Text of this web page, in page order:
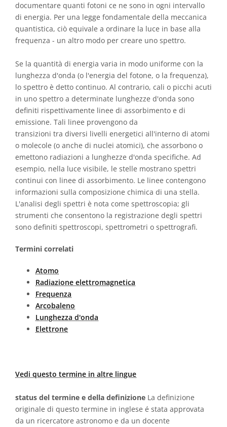
documentare quanti fotoni ce ne sono in ogni intervallo
di energia. Per una legge fondamentale della meccanica
quantistica, ciò equivale a ordinare la luce in base alla
frequenza - un altro modo per creare uno spettro.
Se la quantità di energia varia in modo uniforme con la
lunghezza d'onda (o l'energia del fotone, o la frequenza),
lo spettro è detto continuo. Al contrario, cali o picchi acuti
in uno spettro a determinate lunghezze d'onda sono
definiti rispettivamente linee di assorbimento e di
emissione. Tali linee provengono da
transizioni tra diversi livelli energetici all'interno di atomi
o molecole (o anche di nuclei atomici), che assorbono o
emettono radiazioni a lunghezze d'onda specifiche. Ad
esempio, nella luce visibile, le stelle mostrano spettri
continui con linee di assorbimento. Le linee contengono
informazioni sulla composizione chimica di una stella.
L'analisi degli spettri è nota come spettroscopia; gli
strumenti che consentono la registrazione degli spettri
sono definiti spettroscopi, spettrometri o spettrografi.
Termini correlati
Atomo
Radiazione elettromagnetica
Frequenza
Arcobaleno
Lunghezza d'onda
Elettrone
Vedi questo termine in altre lingue
status del termine e della definizione La definizione
originale di questo termine in inglese é stata approvata
da un ricercatore astronomo e da un docente